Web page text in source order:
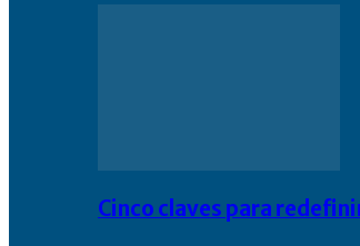
Cinco claves para